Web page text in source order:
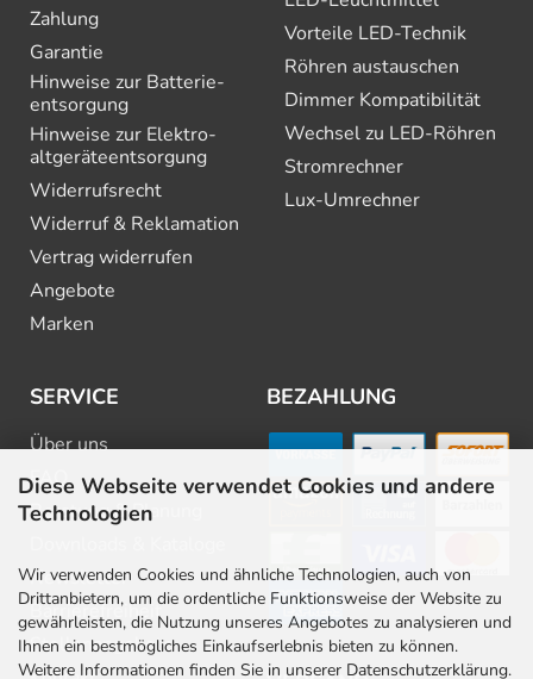
Diese Webseite verwendet Cookies und andere
Technologien
Wir verwenden Cookies und ähnliche Technologien, auch von
Drittanbietern, um die ordentliche Funktionsweise der Website zu
gewährleisten, die Nutzung unseres Angebotes zu analysieren und
Ihnen ein bestmögliches Einkaufserlebnis bieten zu können.
Weitere Informationen finden Sie in unserer Datenschutzerklärung.
Zahlung
Garantie
Hinweise zur Batterie­
entsorgung
Hinweise zur Elektro­
altgeräte­entsorgung
Widerrufsrecht
Widerruf & Reklamation
Vertrag widerrufen
Angebote
Marken
Vorteile LED-Technik
Röhren austauschen
Dimmer Kompatibilität
Wechsel zu LED-Röhren
Stromrechner
Lux-Umrechner
SERVICE
Über uns
FAQ
Beratung & Planung
Newsletter
Barrierefreiheit
Stellenangebote
BEZAHLUNG